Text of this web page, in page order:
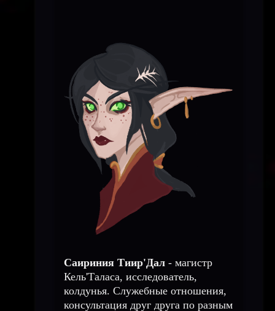
Саириния Тиир'Дал - магистр
Кель'Таласа, исследователь,
колдунья. Служебные отношения,
консультация друг друга по разным